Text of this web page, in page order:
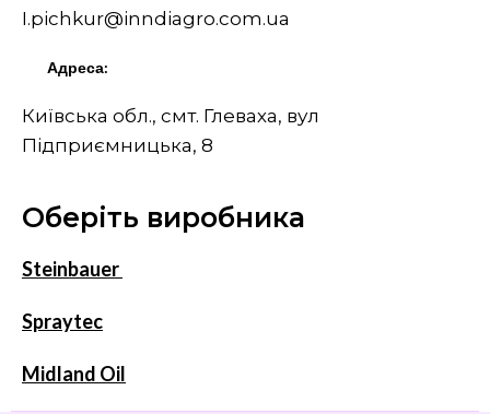
I.pichkur@inndiagro.com.ua
Адреса:
Київська обл., смт. Глеваха, вул
Підприємницька, 8
Оберіть виробника
Steinbauer
Spraytec
Midland Oil